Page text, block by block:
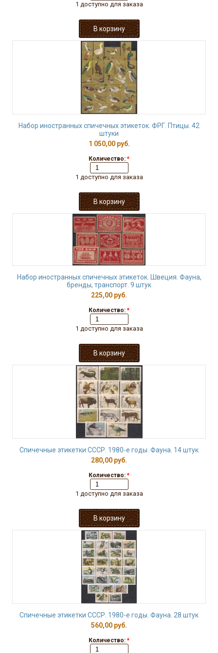
1 доступно для заказа
Набор иностранных спичечных этикеток. ФРГ. Птицы. 42
штуки
1 050,00 руб.
Количество: *
1 доступно для заказа
Набор иностранных спичечных этикеток. Швеция. Фауна,
бренды, транспорт. 9 штук
225,00 руб.
Количество: *
1 доступно для заказа
Спичечные этикетки СССР. 1980-е годы. Фауна. 14 штук
280,00 руб.
Количество: *
1 доступно для заказа
Спичечные этикетки СССР. 1980-е годы. Фауна. 28 штук
560,00 руб.
Количество: *